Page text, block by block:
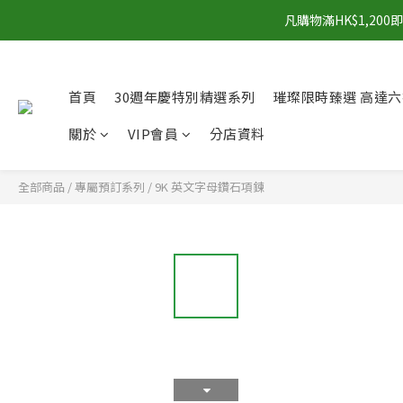
凡購物滿HK$1,200
首頁 30週年慶特別精選系列
璀璨限時臻選 高達
關於
VIP會員 分店資料
全部商品 /專屬預訂系列 / 9K 英文字母鑽石項鍊